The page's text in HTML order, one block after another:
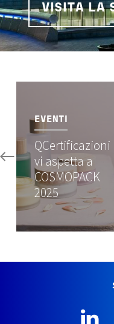
VISITA LA
EVENTI
QCertificazioni
vi aspetta a
COSMOPACK
2025